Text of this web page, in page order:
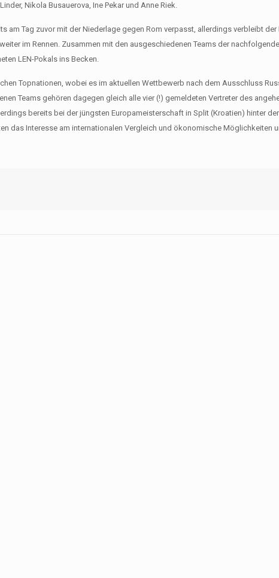
Nikola Busauerova, Ine Pekar und Anne Riek.
am Tag zuvor mit der Niederlage gegen Rom verpasst, allerdings verbleibt der
im Rennen. Zusammen mit den ausgeschiedenen Teams der
LEN-Pokals ins Becken.
Topnationen, wobei es im aktuellen Wettbewerb nach dem Ausschluss
Teams gehören dagegen gleich alle vier (!) gemeldeten Vertreter des
bereits bei der jüngsten Europameisterschaft in Split (Kroatien) hinter
das Interesse am internationalen Vergleich und ökonomische Möglichkeiten